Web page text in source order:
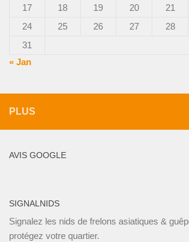
17 18 19 20 21
24
25 26 27 28
31
« Jan
PLUS
AVIS GOOGLE
SIGNALNIDS
Signalez les nids de frelons asiatiques &
protégez votre quartier.